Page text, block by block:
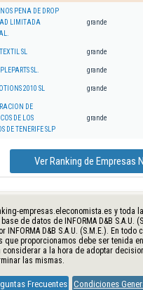
PENA DE DROP
LIMITADA
grande
SL grande
SL. grande
2010 SL grande
DE
DE LOS
DE TENERIFE SLP
grande
Ver Ranking de Empresas
empresas.eleconomista.es y toda
de datos de INFORMA D&B S.A.U.
D&B S.A.U. (S.M.E.). En todo
que proporcionamos debe ser tenida
considerar a la hora de adoptar
las mismas.
Frecuentes Condiciones